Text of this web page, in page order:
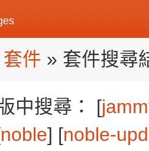
套件 » 套件搜尋
中搜尋： [
noble] [noble-